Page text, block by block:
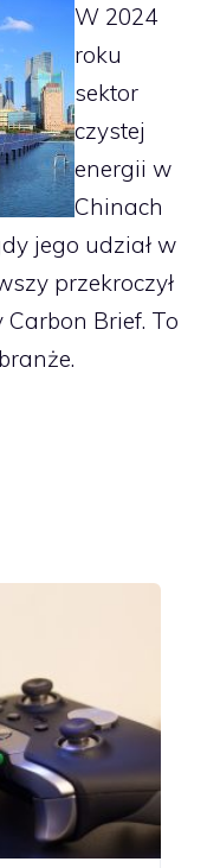
W 2024
roku
sektor
czystej
energii w
Chinach
jego udział w
przekroczył
Brief. To